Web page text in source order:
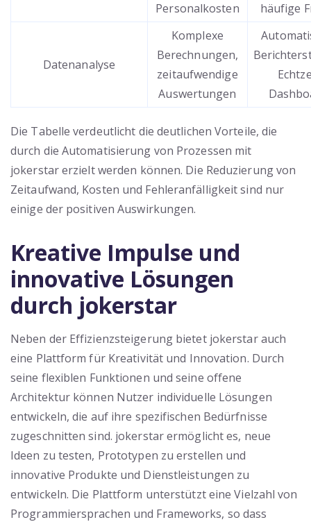
Personalkosten
häufige
Datenanalyse
Komplexe
Berechnungen,
zeitaufwendige
Auswertungen
Die Tabelle verdeutlicht die deutlichen Vorteile, die
durch die Automatisierung von Prozessen mit
jokerstar erzielt werden können. Die Reduzierung von
Zeitaufwand, Kosten und Fehleranfälligkeit sind nur
einige der positiven Auswirkungen.
Kreative Impulse und
innovative Lösungen
durch jokerstar
Neben der Effizienzsteigerung bietet jokerstar auch
eine Plattform für Kreativität und Innovation. Durch
seine flexiblen Funktionen und seine offene
Architektur können Nutzer individuelle Lösungen
entwickeln, die auf ihre spezifischen Bedürfnisse
zugeschnitten sind. jokerstar ermöglicht es, neue
Ideen zu testen, Prototypen zu erstellen und
innovative Produkte und Dienstleistungen zu
entwickeln. Die Plattform unterstützt eine Vielzahl von
Programmiersprachen und Frameworks, so dass